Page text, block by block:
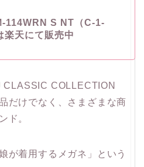
114WRN S NT（C-1-
楽天にて販売中
CLASSIC COLLECTION
だけでなく、さまざまな商
ド。
が着用するメガネ」という